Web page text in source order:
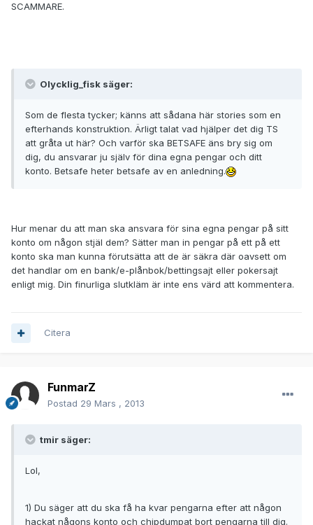
SCAMMARE.
Olycklig_fisk säger:
Som de flesta tycker; känns att sådana här stories som en
efterhands konstruktion. Ärligt talat vad hjälper det dig TS
att gråta ut här? Och varför ska BETSAFE äns bry sig om
dig, du ansvarar ju själv för dina egna pengar och ditt
konto. Betsafe heter betsafe av en anledning.
Hur menar du att man ska ansvara för sina egna pengar på sitt
konto om någon stjäl dem? Sätter man in pengar på ett på ett
konto ska man kunna förutsätta att de är säkra där oavsett om
det handlar om en bank/e-plånbok/bettingsajt eller pokersajt
enligt mig. Din finurliga slutkläm är inte ens värd att kommentera.
Citera
FunmarZ
Postad 29 Mars , 2013
tmir säger:
Lol,
1) Du säger att du ska få ha kvar pengarna efter att någon
hackat någons konto och chipdumpat bort pengarna till dig.